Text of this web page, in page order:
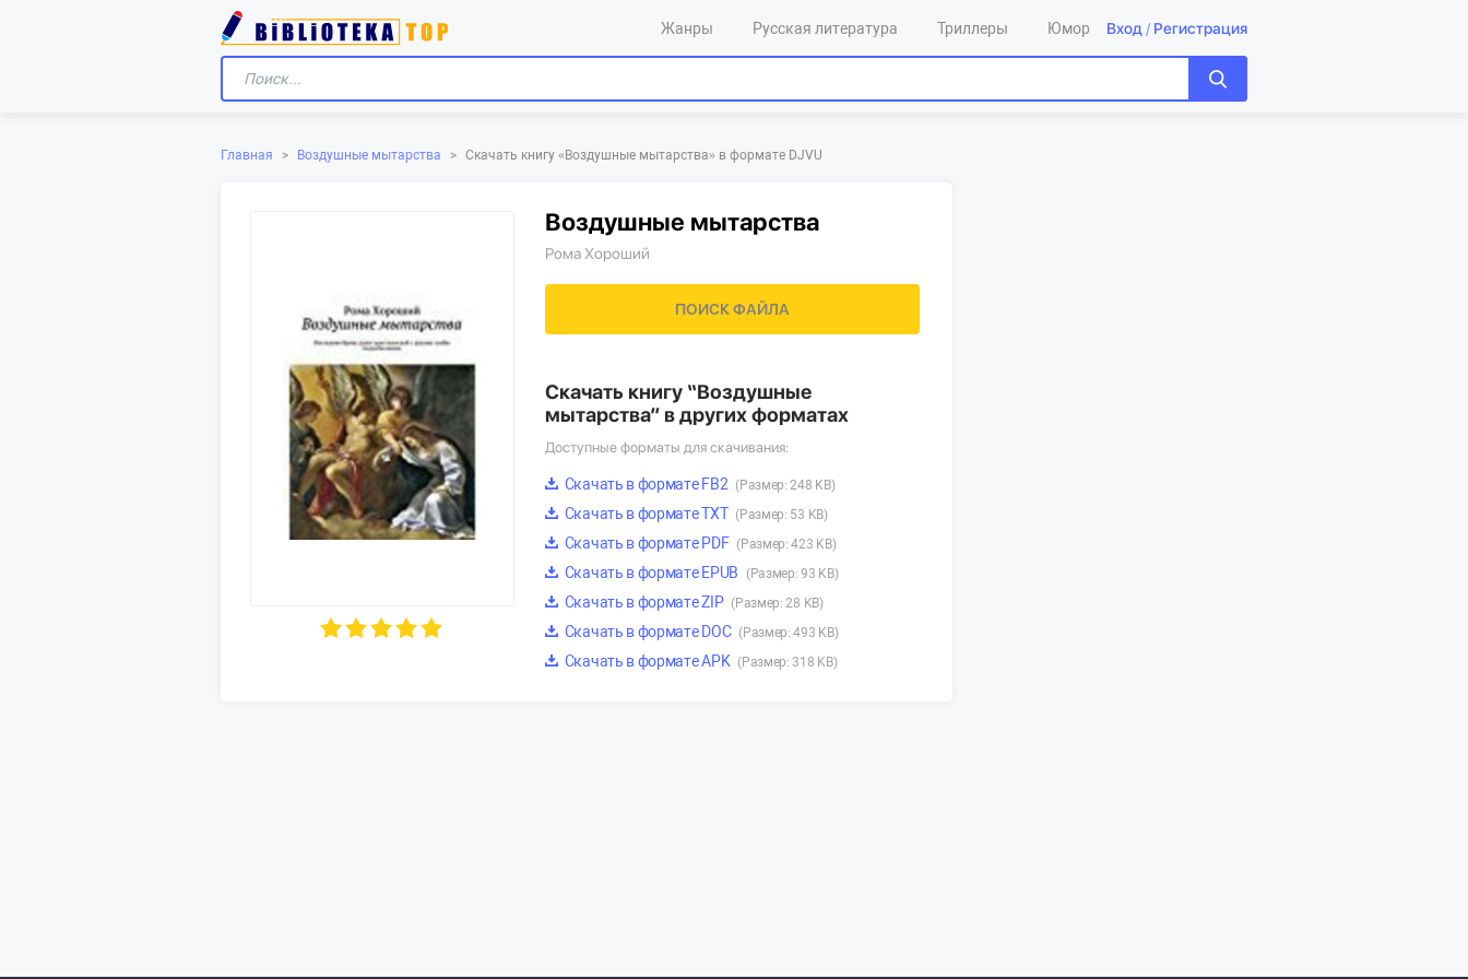
Жанры Русская литература Триллеры Юмор Вход / Регистрация
Главная > Воздушные мытарства > Скачать книгу «‎Воздушные мытарства»‎ в формате DJVU
Воздушные мытарства
Рома Хороший
ПОИСК ФАЙЛА
Скачать книгу “Воздушные
мытарства” в других форматах
Доступные форматы для скачивания:
Скачать в формате FB2 (Размер: 248 KB)
Скачать в формате TXT (Размер: 53 KB)
Скачать в формате PDF (Размер: 423 KB)
Скачать в формате EPUB (Размер: 93 KB)
Скачать в формате ZIP (Размер: 28 KB)
Скачать в формате DOC (Размер: 493 KB)
Скачать в формате APK (Размер: 318 KB)